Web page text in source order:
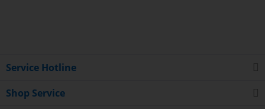
Service Hotline
Shop Service